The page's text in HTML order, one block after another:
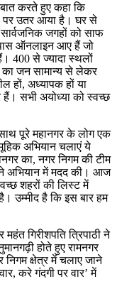
बात करते हुए कहा कि
पर उतर आया है। घर से
जगहों को साफ
ऑनलाइन आए हैं जो
400 से ज्यादा स्थलों
का जन सामान्य से लेकर
हों, अध्यापक हों या
सभी अयोध्या को स्वच्छ
पूरे महानगर के लोग एक
अभियान चलाएं ये
का, नगर निगम की टीम
अभियान में मदद की। आज
शहरों की लिस्ट में
उम्मीद है कि इस बार हम
गिरीशपति त्रिपाठी ने
होते हुए रामनगर
क्षेत्र में चलाए जाने
करे गंदगी पर वार’ में